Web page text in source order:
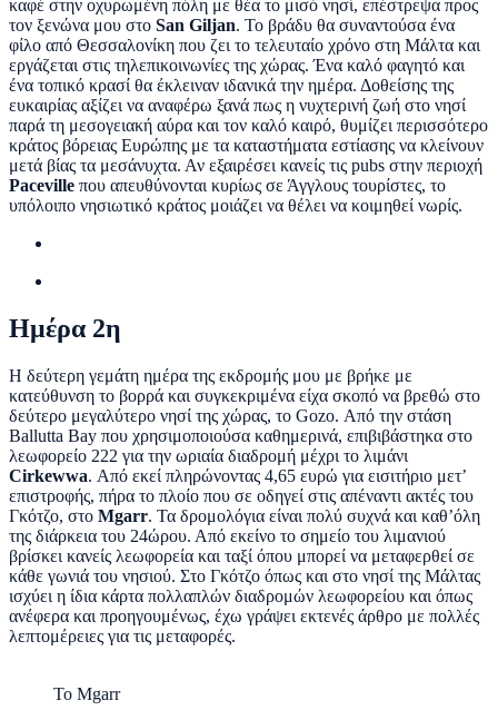
καφέ στην οχυρωμένη πόλη με θέα το μισό νησί, επέστρεψα προς
τον ξενώνα μου στο San Giljan. Το βράδυ θα συναντούσα ένα
φίλο από Θεσσαλονίκη που ζει το τελευταίο χρόνο στη Μάλτα και
εργάζεται στις τηλεπικοινωνίες της χώρας. Ένα καλό φαγητό και
ένα τοπικό κρασί θα έκλειναν ιδανικά την ημέρα. Δοθείσης της
ευκαιρίας αξίζει να αναφέρω ξανά πως η νυχτερινή ζωή στο νησί
παρά τη μεσογειακή αύρα και τον καλό καιρό, θυμίζει περισσότερο
κράτος βόρειας Ευρώπης με τα καταστήματα εστίασης να κλείνουν
μετά βίας τα μεσάνυχτα. Αν εξαιρέσει κανείς τις pubs στην περιοχή
Paceville που απευθύνονται κυρίως σε Άγγλους τουρίστες, το
υπόλοιπο νησιωτικό κράτος μοιάζει να θέλει να κοιμηθεί νωρίς.
Ημέρα 2η
Η δεύτερη γεμάτη ημέρα της εκδρομής μου με βρήκε με
κατεύθυνση το βορρά και συγκεκριμένα είχα σκοπό να βρεθώ στο
δεύτερο μεγαλύτερο νησί της χώρας, το Gozo. Από την στάση
Ballutta Βay που χρησιμοποιούσα καθημερινά, επιβιβάστηκα στο
λεωφορείο 222 για την ωριαία διαδρομή μέχρι το λιμάνι
Cirkewwa. Από εκεί πληρώνοντας 4,65 ευρώ για εισιτήριο μετ’
επιστροφής, πήρα το πλοίο που σε οδηγεί στις απέναντι ακτές του
Γκότζο, στο Mgarr. Τα δρομολόγια είναι πολύ συχνά και καθ’όλη
της διάρκεια του 24ώρου. Από εκείνο το σημείο του λιμανιού
βρίσκει κανείς λεωφορεία και ταξί όπου μπορεί να μεταφερθεί σε
κάθε γωνιά του νησιού. Στο Γκότζο όπως και στο νησί της Μάλτας
ισχύει η ίδια κάρτα πολλαπλών διαδρομών λεωφορείου και όπως
ανέφερα και προηγουμένως, έχω γράψει εκτενές άρθρο με πολλές
λεπτομέρειες για τις μεταφορές.
Το Mgarr